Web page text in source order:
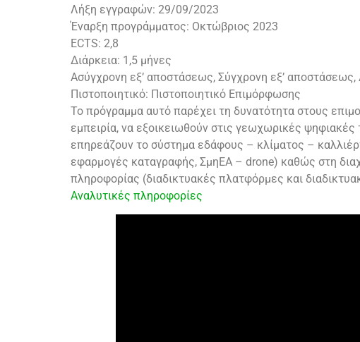
Λήξη εγγραφών: 29/09/2023
Έναρξη προγράμματος: Οκτώβριος 2023
ECTS: 2,8
Διάρκεια: 1,5 μήνες
Ασύγχρονη εξ’ αποστάσεως, Σύγχρονη εξ’
Πιστοποιητικό: Πιστοποιητικό Επιμόρφωσης
Το πρόγραμμα αυτό παρέχει τη δυνατότητα στους
εμπειρία, να εξοικειωθούν στις γεωχωρικές
επηρεάζουν το σύστημα εδάφους – κλίματος –
εφαρμογές καταγραφής, ΣμηΕΑ – drone) καθώς στη
πληροφορίας (διαδικτυακές πλατφόρμες και
Αναλυτικές πληροφορίες